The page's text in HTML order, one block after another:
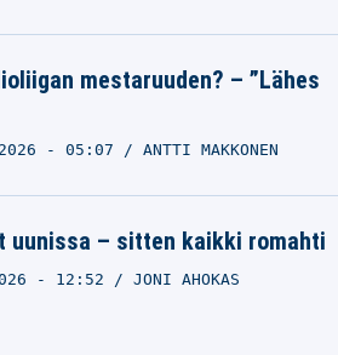
mestaruuden? – ”Lähes
- 05:07 ANTTI MAKKONEN
uunissa – sitten kaikki romahti
- 12:52 JONI AHOKAS